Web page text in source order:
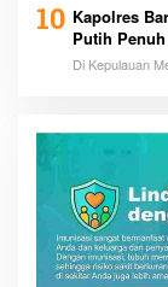
10 Kapolres
Putih
Di Kepulauan